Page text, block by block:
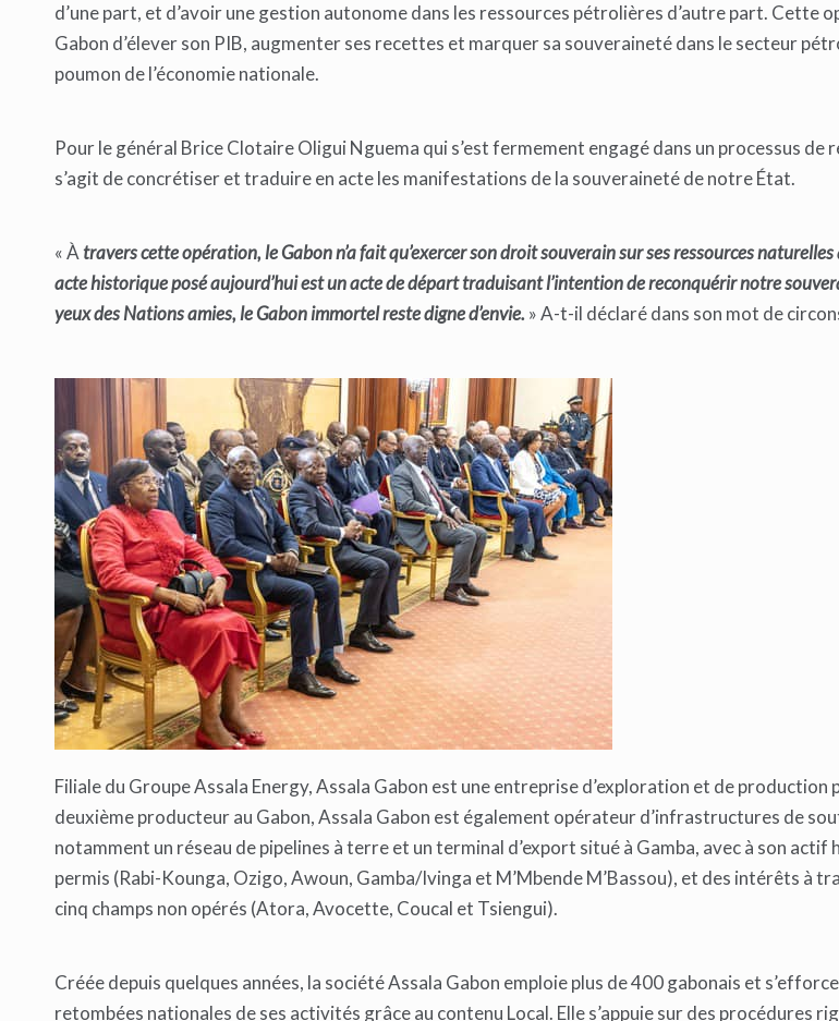
d’une part, et d’avoir une gestion autonome dans les ressources pétrolières d’autre part. Cette
Gabon d’élever son PIB, augmenter ses recettes et marquer sa souveraineté dans le secteur
poumon de l’économie nationale.
Pour le général Brice Clotaire Oligui Nguema qui s’est fermement engagé dans un processus de
s’agit de concrétiser et traduire en acte les manifestations de la souveraineté de notre État.
« Àtravers cette opération, le Gabon n’a fait qu’exercer son droit souverain sur ses ressources naturelles
acte historique posé aujourd’hui est un acte de départ traduisant l’intention de reconquérir notre
yeux des Nations amies, le Gabon immortel reste digne d’envie.» A-t-il déclaré dans son mot de
Filiale du Groupe Assala Energy, Assala Gabon est une entreprise d’exploration et de production
deuxième producteur au Gabon, Assala Gabon est également opérateur d’infrastructures de
notamment un réseau de pipelines à terre et un terminal d’export situé à Gamba, avec à son actif
permis (Rabi-Kounga, Ozigo, Awoun, Gamba/Ivinga et M’Mbende M’Bassou), et des intérêts à
cinq champs non opérés (Atora, Avocette, Coucal et Tsiengui).
Créée depuis quelques années, la société Assala Gabon emploie plus de 400 gabonais et
retombées nationales de ses activités grâce au contenu Local. Elle s’appuie sur des procédures